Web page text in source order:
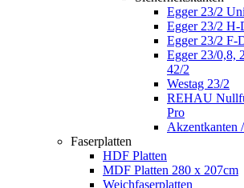
Egger 23/2
Egger 23/2 H-
Egger 23/2 F-
Egger 23/0,8,
42/2
Westag 23/2
REHAU
Pro
Akzentkanten
Faserplatten
HDF Platten
MDF Platten 280 x 207cm
Weichfaserplatten